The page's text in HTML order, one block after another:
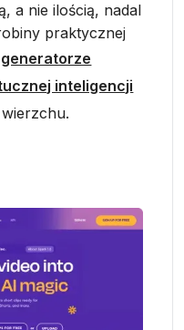
a nie ilością, nadal
praktycznej
generatorze
inteligencji